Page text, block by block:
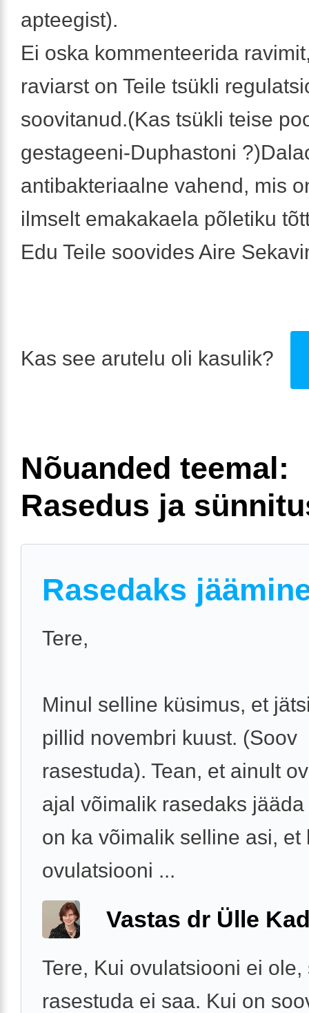
apteegist).
Ei oska kommenteerida
raviarst on Teile tsükli
soovitanud.(Kas tsükli teise
gestageeni-Duphastoni
antibakteriaalne vahend, mis
ilmselt emakakaela põletiku
Edu Teile soovides Aire
Kas see arutelu oli kasulik?
Nõuanded teemal:
Rasedus ja
Rasedaks
Tere,
Minul selline küsimus, et
pillid novembri kuust. (Soov
rasestuda). Tean, et ainult
ajal võimalik rasedaks
on ka võimalik selline asi, et
ovulatsiooni ...
Vastas dr Ülle
Tere, Kui ovulatsiooni ei ole,
rasestuda ei saa. Kui on